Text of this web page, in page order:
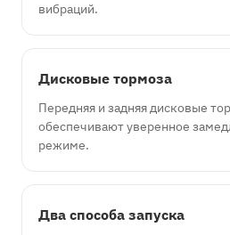
вибраций.
Дисковые тормоза
Передняя и задняя дисковые
обеспечивают уверенное
режиме.
Два способа запуска